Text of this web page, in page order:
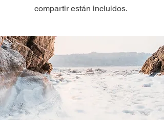
compartir están incluidos.